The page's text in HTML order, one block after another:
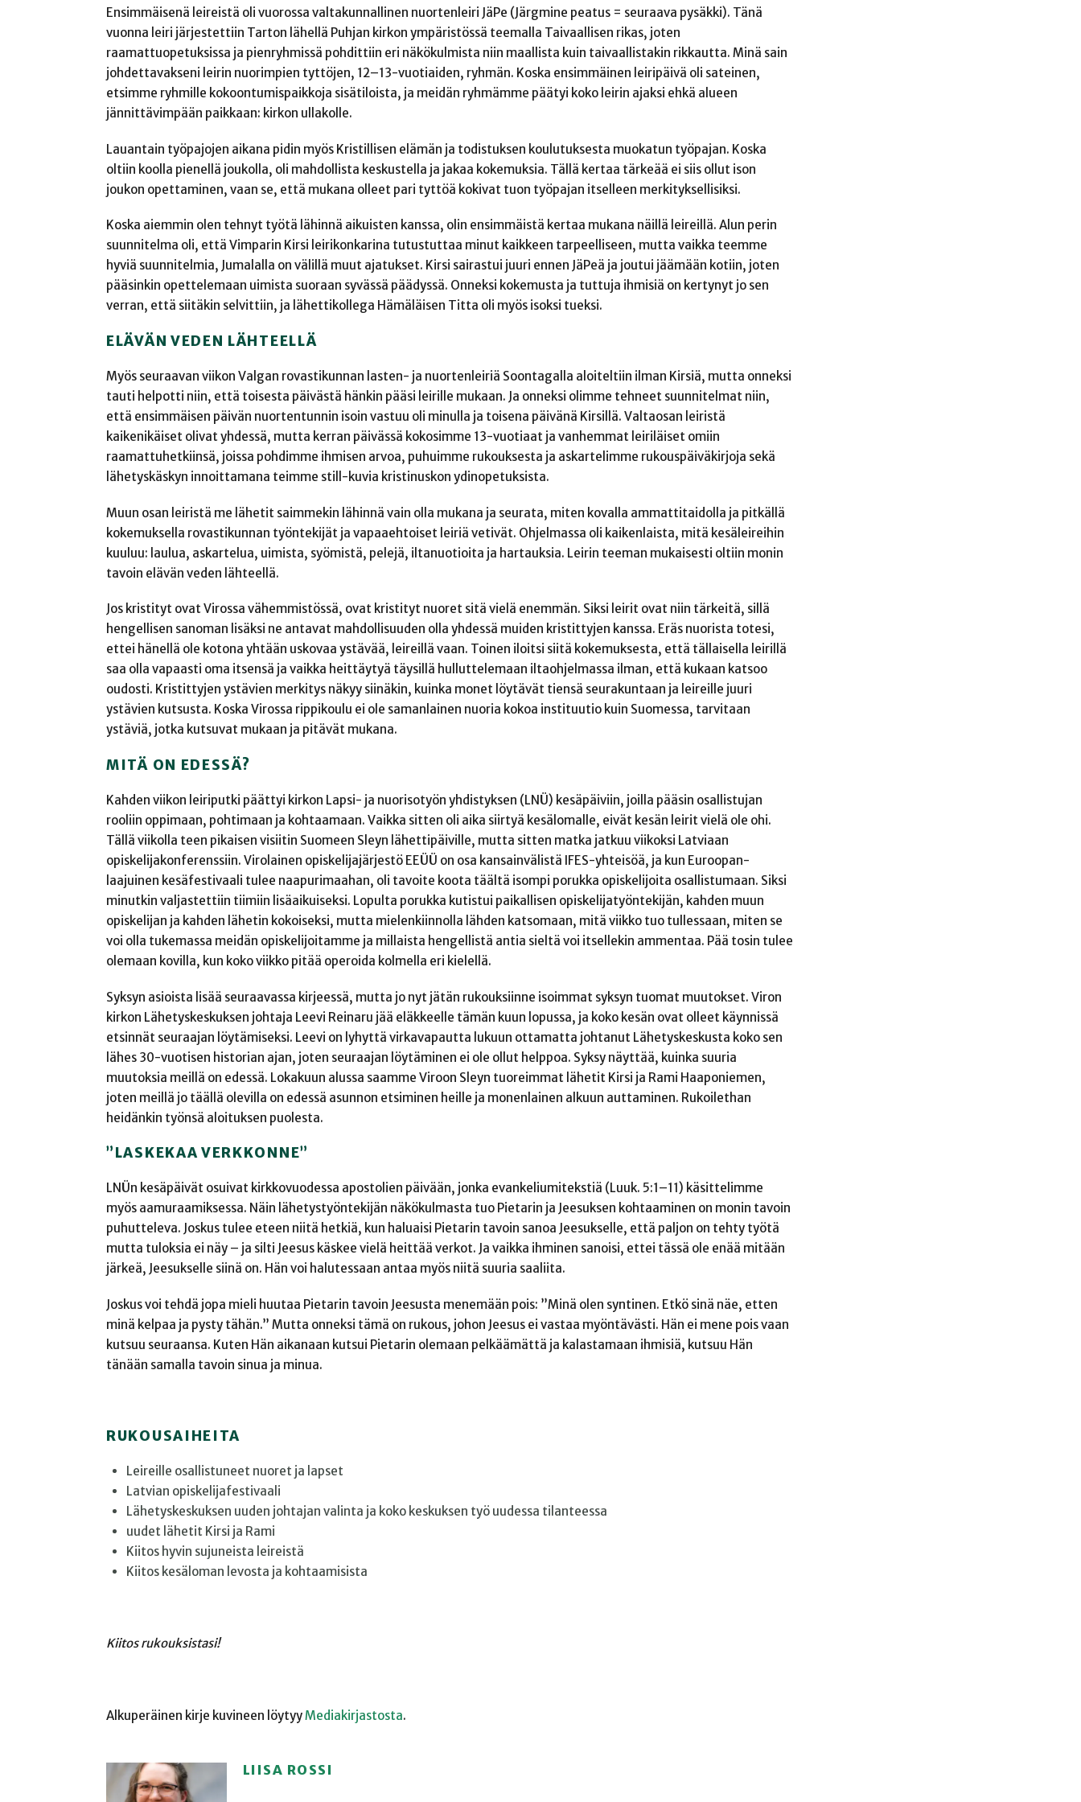
Ensimmäisenä leireistä oli vuorossa valtakunnallinen nuortenleiri JäPe (Järgmine peatus = seuraava pysäkki). Tänä
vuonna leiri järjestettiin Tarton lähellä Puhjan kirkon ympäristössä teemalla Taivaallisen rikas, joten
raamattuopetuksissa ja pienryhmissä pohdittiin eri näkökulmista niin maallista kuin taivaallistakin rikkautta. Minä sain
johdettavakseni leirin nuorimpien tyttöjen, 12–13-vuotiaiden, ryhmän. Koska ensimmäinen leiripäivä oli sateinen,
etsimme ryhmille kokoontumispaikkoja sisätiloista, ja meidän ryhmämme päätyi koko leirin ajaksi ehkä alueen
jännittävimpään paikkaan: kirkon ullakolle.
Lauantain työpajojen aikana pidin myös Kristillisen elämän ja todistuksen koulutuksesta muokatun työpajan. Koska
oltiin koolla pienellä joukolla, oli mahdollista keskustella ja jakaa kokemuksia. Tällä kertaa tärkeää ei siis ollut ison
joukon opettaminen, vaan se, että mukana olleet pari tyttöä kokivat tuon työpajan itselleen merkityksellisiksi.
Koska aiemmin olen tehnyt työtä lähinnä aikuisten kanssa, olin ensimmäistä kertaa mukana näillä leireillä. Alun perin
suunnitelma oli, että Vimparin Kirsi leirikonkarina tutustuttaa minut kaikkeen tarpeelliseen, mutta vaikka teemme
hyviä suunnitelmia, Jumalalla on välillä muut ajatukset. Kirsi sairastui juuri ennen JäPeä ja joutui jäämään kotiin, joten
pääsinkin opettelemaan uimista suoraan syvässä päädyssä. Onneksi kokemusta ja tuttuja ihmisiä on kertynyt jo sen
verran, että siitäkin selvittiin, ja lähettikollega Hämäläisen Titta oli myös isoksi tueksi.
ELÄVÄN VEDEN LÄHTEELLÄ
Myös seuraavan viikon Valgan rovastikunnan lasten- ja nuortenleiriä Soontagalla aloiteltiin ilman Kirsiä, mutta onneksi
tauti helpotti niin, että toisesta päivästä hänkin pääsi leirille mukaan. Ja onneksi olimme tehneet suunnitelmat niin,
että ensimmäisen päivän nuortentunnin isoin vastuu oli minulla ja toisena päivänä Kirsillä. Valtaosan leiristä
kaikenikäiset olivat yhdessä, mutta kerran päivässä kokosimme 13-vuotiaat ja vanhemmat leiriläiset omiin
raamattuhetkiinsä, joissa pohdimme ihmisen arvoa, puhuimme rukouksesta ja askartelimme rukouspäiväkirjoja sekä
lähetyskäskyn innoittamana teimme still-kuvia kristinuskon ydinopetuksista.
Muun osan leiristä me lähetit saimmekin lähinnä vain olla mukana ja seurata, miten kovalla ammattitaidolla ja pitkällä
kokemuksella rovastikunnan työntekijät ja vapaaehtoiset leiriä vetivät. Ohjelmassa oli kaikenlaista, mitä kesäleireihin
kuuluu: laulua, askartelua, uimista, syömistä, pelejä, iltanuotioita ja hartauksia. Leirin teeman mukaisesti oltiin monin
tavoin elävän veden lähteellä.
Jos kristityt ovat Virossa vähemmistössä, ovat kristityt nuoret sitä vielä enemmän. Siksi leirit ovat niin tärkeitä, sillä
hengellisen sanoman lisäksi ne antavat mahdollisuuden olla yhdessä muiden kristittyjen kanssa. Eräs nuorista totesi,
ettei hänellä ole kotona yhtään uskovaa ystävää, leireillä vaan. Toinen iloitsi siitä kokemuksesta, että tällaisella leirillä
saa olla vapaasti oma itsensä ja vaikka heittäytyä täysillä hulluttelemaan iltaohjelmassa ilman, että kukaan katsoo
oudosti. Kristittyjen ystävien merkitys näkyy siinäkin, kuinka monet löytävät tiensä seurakuntaan ja leireille juuri
ystävien kutsusta. Koska Virossa rippikoulu ei ole samanlainen nuoria kokoa instituutio kuin Suomessa, tarvitaan
ystäviä, jotka kutsuvat mukaan ja pitävät mukana.
MITÄ ON EDESSÄ?
Kahden viikon leiriputki päättyi kirkon Lapsi- ja nuorisotyön yhdistyksen (LNÜ) kesäpäiviin, joilla pääsin osallistujan
rooliin oppimaan, pohtimaan ja kohtaamaan. Vaikka sitten oli aika siirtyä kesälomalle, eivät kesän leirit vielä ole ohi.
Tällä viikolla teen pikaisen visiitin Suomeen Sleyn lähettipäiville, mutta sitten matka jatkuu viikoksi Latviaan
opiskelijakonferenssiin. Virolainen opiskelijajärjestö EEÜÜ on osa kansainvälistä IFES-yhteisöä, ja kun Euroopan-
laajuinen kesäfestivaali tulee naapurimaahan, oli tavoite koota täältä isompi porukka opiskelijoita osallistumaan. Siksi
minutkin valjastettiin tiimiin lisäaikuiseksi. Lopulta porukka kutistui paikallisen opiskelijatyöntekijän, kahden muun
opiskelijan ja kahden lähetin kokoiseksi, mutta mielenkiinnolla lähden katsomaan, mitä viikko tuo tullessaan, miten se
voi olla tukemassa meidän opiskelijoitamme ja millaista hengellistä antia sieltä voi itsellekin ammentaa. Pää tosin tulee
olemaan kovilla, kun koko viikko pitää operoida kolmella eri kielellä.
Syksyn asioista lisää seuraavassa kirjeessä, mutta jo nyt jätän rukouksiinne isoimmat syksyn tuomat muutokset. Viron
kirkon Lähetyskeskuksen johtaja Leevi Reinaru jää eläkkeelle tämän kuun lopussa, ja koko kesän ovat olleet käynnissä
etsinnät seuraajan löytämiseksi. Leevi on lyhyttä virkavapautta lukuun ottamatta johtanut Lähetyskeskusta koko sen
lähes 30-vuotisen historian ajan, joten seuraajan löytäminen ei ole ollut helppoa. Syksy näyttää, kuinka suuria
muutoksia meillä on edessä. Lokakuun alussa saamme Viroon Sleyn tuoreimmat lähetit Kirsi ja Rami Haaponiemen,
joten meillä jo täällä olevilla on edessä asunnon etsiminen heille ja monenlainen alkuun auttaminen. Rukoilethan
heidänkin työnsä aloituksen puolesta.
”LASKEKAA VERKKONNE”
LNÜn kesäpäivät osuivat kirkkovuodessa apostolien päivään, jonka evankeliumitekstiä (Luuk. 5:1–11) käsittelimme
myös aamuraamiksessa. Näin lähetystyöntekijän näkökulmasta tuo Pietarin ja Jeesuksen kohtaaminen on monin tavoin
puhutteleva. Joskus tulee eteen niitä hetkiä, kun haluaisi Pietarin tavoin sanoa Jeesukselle, että paljon on tehty työtä
mutta tuloksia ei näy – ja silti Jeesus käskee vielä heittää verkot. Ja vaikka ihminen sanoisi, ettei tässä ole enää mitään
järkeä, Jeesukselle siinä on. Hän voi halutessaan antaa myös niitä suuria saaliita.
Joskus voi tehdä jopa mieli huutaa Pietarin tavoin Jeesusta menemään pois: ”Minä olen syntinen. Etkö sinä näe, etten
minä kelpaa ja pysty tähän.” Mutta onneksi tämä on rukous, johon Jeesus ei vastaa myöntävästi. Hän ei mene pois vaan
kutsuu seuraansa. Kuten Hän aikanaan kutsui Pietarin olemaan pelkäämättä ja kalastamaan ihmisiä, kutsuu Hän
tänään samalla tavoin sinua ja minua.
RUKOUSAIHEITA
Leireille osallistuneet nuoret ja lapset
Latvian opiskelijafestivaali
Lähetyskeskuksen uuden johtajan valinta ja koko keskuksen työ uudessa tilanteessa
uudet lähetit Kirsi ja Rami
Kiitos hyvin sujuneista leireistä
Kiitos kesäloman levosta ja kohtaamisista
Kiitos rukouksistasi!
Alkuperäinen kirje kuvineen löytyyMediakirjastosta.
LIISA ROSSI